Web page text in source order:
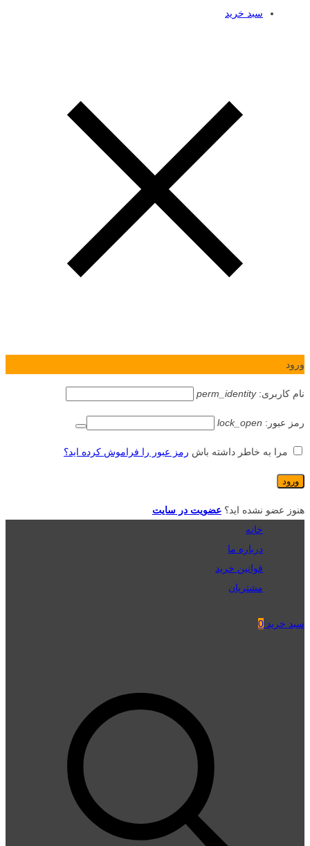
سبد خرید
ورود
نام کاربری:perm_identity
رمز عبور: lock_open
مرا به خاطر داشته باش رمز عبور را فراموش کرده اید؟
هنوز عضو نشده اید؟ عضویت در سایت
خانه
درباره ما
قوانین خرید
مشتریان
سبد خرید 0